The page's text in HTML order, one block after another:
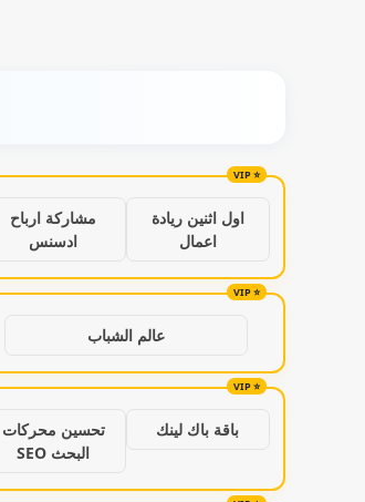
اول اثنين ريادة
اعمال
مشاركة ارباح
ادسنس
عالم الشباب
باقة باك لينك
تحسين محركات
البحث SEO